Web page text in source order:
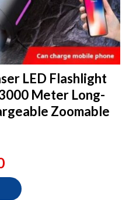
LED Flashlight
Meter Long-
Zoomable
with Luminous Strips